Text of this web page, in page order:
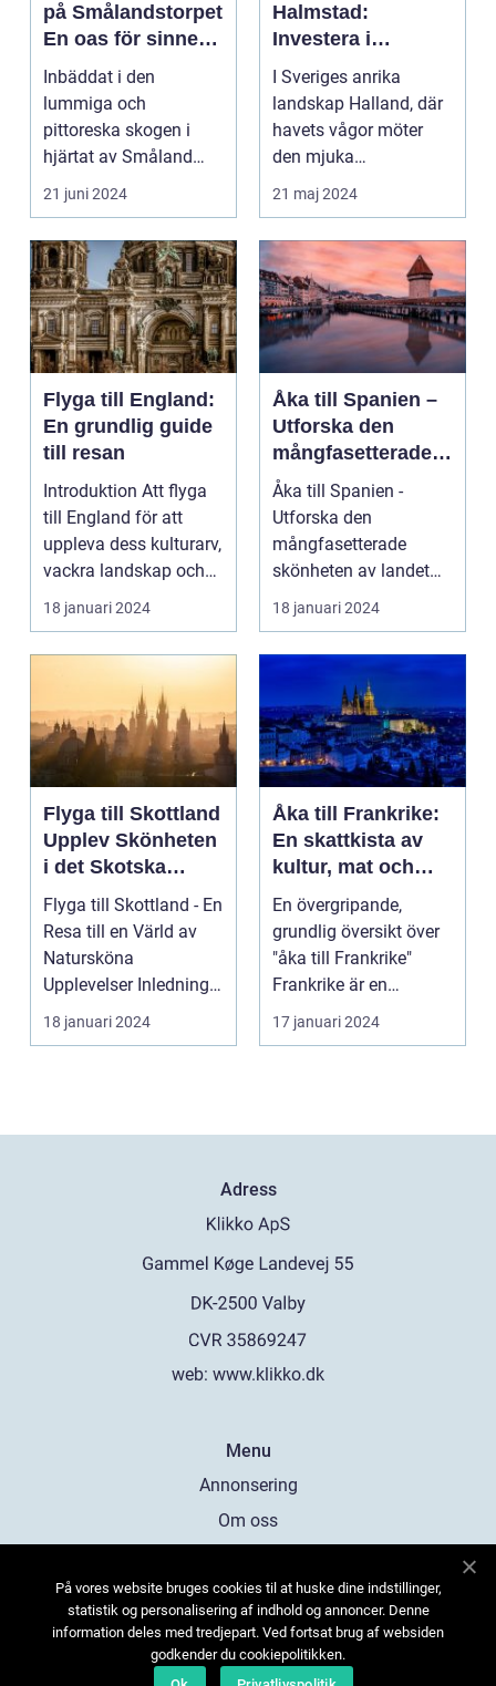
på Smålandstorpet
En oas för sinnet
på svenska
landsbygden
Inbäddat i den
lummiga och
pittoreska skogen i
hjärtat av Småland
påträffar besökaren en
pärla sälla...
21 juni 2024
Halmstad:
Investera i
inspiration och
effektivitet
I Sveriges anrika
landskap Halland, där
havets vågor möter
den mjuka
sandstranden, l...
21 maj 2024
Flyga till England:
En grundlig guide
till resan
Introduktion Att flyga
till England för att
uppleva dess kulturarv,
vackra landskap och
pulserande s...
18 januari 2024
Åka till Spanien –
Utforska den
mångfasetterade
skönheten av
landet
Åka till Spanien -
Utforska den
mångfasetterade
skönheten av landet
Spanien, ett land som
inte bar...
18 januari 2024
Flyga till Skottland
Upplev Skönheten
i det Skotska
Landskapet
Flyga till Skottland - En
Resa till en Värld av
Natursköna
Upplevelser Inledning:
Skottland, det my...
18 januari 2024
Åka till Frankrike:
En skattkista av
kultur, mat och
historia
En övergripande,
grundlig översikt över
"åka till Frankrike"
Frankrike är en
destination som ofta
17 januari 2024
Adress
web: www.klikko.dk
Menu
Annonsering
Om oss
Kontakta oss
Sitemap
På vores website bruges cookies til at huske dine indstillinger,
statistik og personalisering af indhold og annoncer. Denne
information deles med tredjepart. Ved fortsat brug af websiden
godkender du cookiepolitikken.